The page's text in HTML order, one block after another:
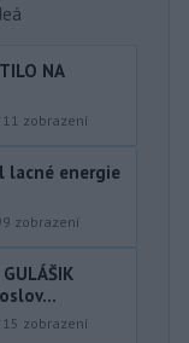
NA
zobrazení
lacné energie
zobrazení
GULÁŠIK
zobrazení